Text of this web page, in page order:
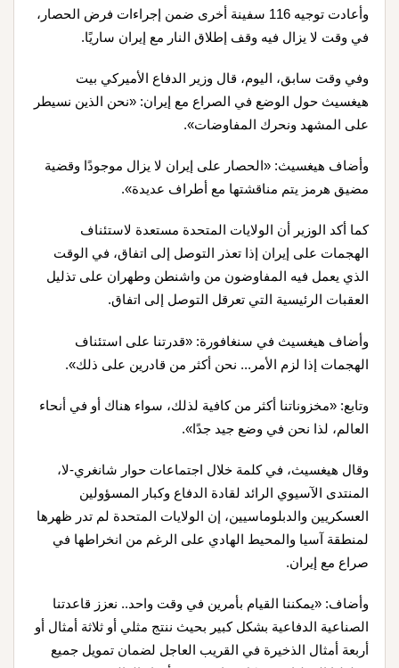
وأعادت توجيه 116 سفينة أخرى ضمن إجراءات فرض الحصار،
في وقت لا يزال فيه وقف إطلاق النار مع إيران ساريًا.
وفي وقت سابق، اليوم، قال وزير الدفاع الأميركي بيت
هيغسيث حول الوضع في الصراع مع إيران: «نحن الذين نسيطر
على المشهد ونحرك المفاوضات».
وأضاف هيغسيث: «الحصار على إيران لا يزال موجودًا وقضية
مضيق هرمز يتم مناقشتها مع أطراف عديدة».
كما أكد الوزير أن الولايات المتحدة مستعدة لاستئناف
الهجمات على إيران إذا تعذر التوصل إلى اتفاق، في الوقت
الذي يعمل فيه المفاوضون من واشنطن وطهران على تذليل
العقبات الرئيسية التي تعرقل التوصل إلى اتفاق.
وأضاف هيغسيث في سنغافورة: «قدرتنا على استئناف
الهجمات إذا لزم الأمر... نحن أكثر من قادرين على ذلك».
وتابع: «مخزوناتنا أكثر من كافية لذلك، سواء هناك أو في أنحاء
العالم، لذا نحن في وضع جيد جدًا».
وقال هيغسيث، في كلمة خلال اجتماعات حوار شانغري-لا،
المنتدى الآسيوي الرائد لقادة الدفاع وكبار المسؤولين
العسكريين والدبلوماسيين، إن الولايات المتحدة لم تدر ظهرها
لمنطقة آسيا والمحيط الهادي على الرغم من انخراطها في
صراع مع إيران.
وأضاف: «يمكننا القيام بأمرين في وقت واحد.. نعزز قاعدتنا
الصناعية الدفاعية بشكل كبير بحيث ننتج مثلي أو ثلاثة أمثال أو
أربعة أمثال الذخيرة في القريب العاجل لضمان تمويل جميع